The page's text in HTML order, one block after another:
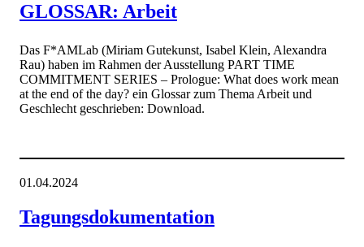
GLOSSAR: Arbeit
Das F*AMLab (Miriam Gutekunst, Isabel Klein, Alexandra
Rau) haben im Rahmen der Ausstellung PART TIME
COMMITMENT SERIES – Prologue: What does work mean
at the end of the day? ein Glossar zum Thema Arbeit und
Geschlecht geschrieben: Download.
01.04.2024
Tagungsdokumentation